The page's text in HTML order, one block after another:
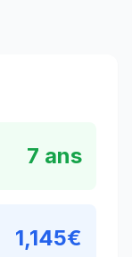
7 ans
1,145€